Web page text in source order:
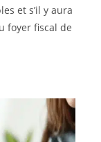
et s’il y aura
foyer fiscal de